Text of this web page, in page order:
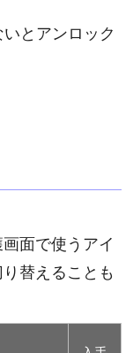
とアンロック
面で使うアイ
替えることも